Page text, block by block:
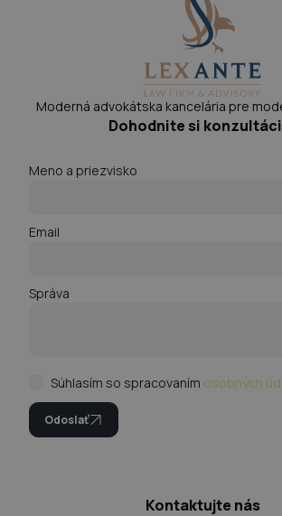
Moderná advokátska kancelária pre
Dohodnite si
Meno a priezvisko
Email
Správa
Súhlasím so spracovaním osobných
Odoslať
Kontaktujte nás